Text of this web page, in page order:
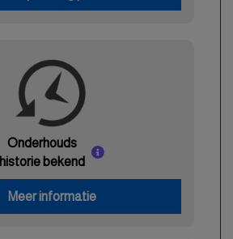
Onderhouds
historie bekend
Meer informatie